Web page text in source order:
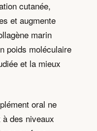
cutanée,
et augmente
marin
poids moléculaire
et la mieux
oral ne
des niveaux